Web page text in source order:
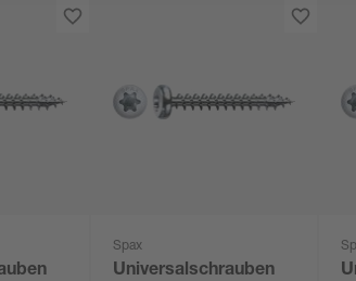
Spax
Universalschrauben